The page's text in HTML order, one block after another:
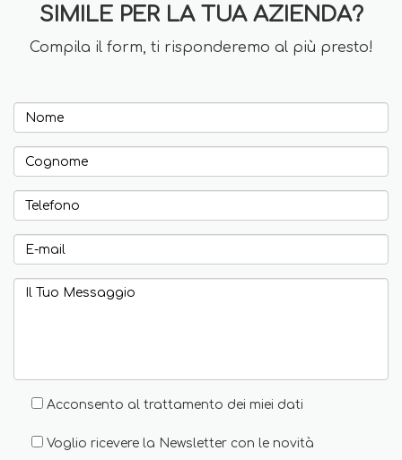
SIMILE PER LA TUA AZIENDA?
Compila il form, ti risponderemo al più presto!
Acconsento al trattamento dei miei dati
Voglio ricevere la Newsletter con le novità